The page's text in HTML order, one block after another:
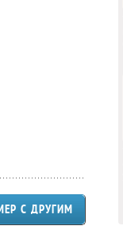
С ДРУГИМ